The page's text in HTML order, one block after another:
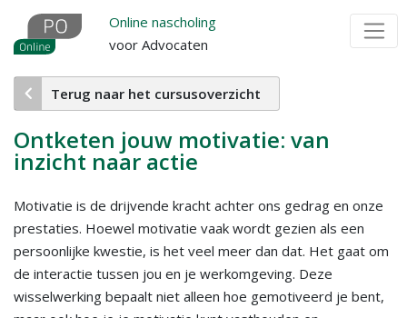
Overslaan
naar
de
inhoud
Online nascholing
voor Advocaten
Terug naar het cursusoverzicht
Ontketen jouw motivatie: van
inzicht naar actie
Motivatie is de drijvende kracht achter ons gedrag en onze
prestaties. Hoewel motivatie vaak wordt gezien als een
persoonlijke kwestie, is het veel meer dan dat. Het gaat om
de interactie tussen jou en je werkomgeving. Deze
wisselwerking bepaalt niet alleen hoe gemotiveerd je bent,